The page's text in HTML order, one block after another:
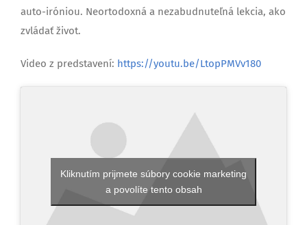
auto-iróniou. Neortodoxná a nezabudnuteľná lekcia, ako
zvládať život.
Video z predstavení: https://youtu.be/LtopPMVv180
Kliknutím prijmete súbory cookie marketing
a povolíte tento obsah